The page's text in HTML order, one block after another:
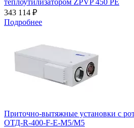
теплоутилизатором ZPVP 450 PE
343 114 ₽
Подробнее
Приточно-вытяжные установки с
ОТД-R-400-F-E-M5/M5